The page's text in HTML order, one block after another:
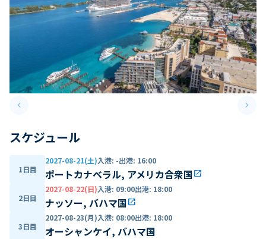
keyboard_arrow_leftPrevious slide keyboard_arrow_right
スケジュール
1日目
2027-08-21(土)入港: -出港: 16:00
ポートカナベラル, アメリカ合衆国open_in_new
2日目
2027-08-22(日)入港: 09:00出港: 18:00
ナッソー, バハマ国open_in_new
3日目
2027-08-23(月)入港: 08:00出港: 18:00
オーシャンケイ, バハマ国